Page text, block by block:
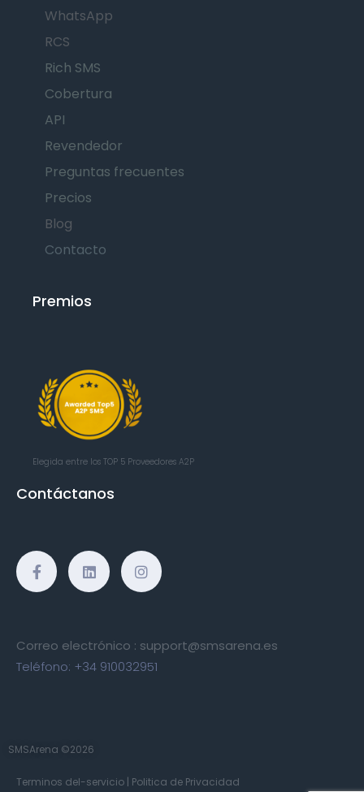
WhatsApp
RCS
Rich SMS
Cobertura
API
Revendedor
Preguntas frecuentes
Precios
Blog
Contacto
Premios
Elegida entre los TOP 5 Proveedores A2P
Contáctanos
Correo electrónico : support@smsarena.es
Teléfono: +34 910032951
SMSArena ©2026
Terminos del-servicio | Politica de Privacidad